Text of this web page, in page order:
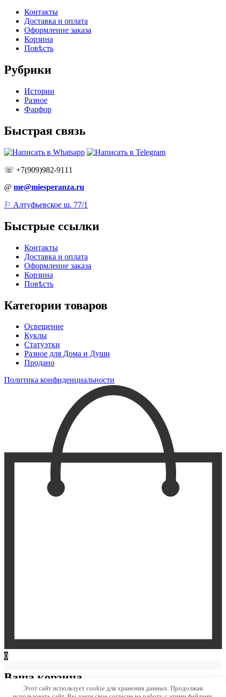
Контакты
Доставка и оплата
Оформление заказа
Корзина
Повѣсть
Рубрики
Истории
Разное
Фарфор
Быстрая связь
☏ +7(909)982-9111
@ me@miesperanza.ru
⚐ Алтуфьевское ш. 77/1
Быстрые ссылки
Контакты
Доставка и оплата
Оформление заказа
Корзина
Повѣсть
Категории товаров
Освещение
Куклы
Статуэтки
Разное для Дома и Души
Продано
Политика конфиденциальности
0
Ваша корзина
Этот сайт использует cookie для хранения данных. Продолжая